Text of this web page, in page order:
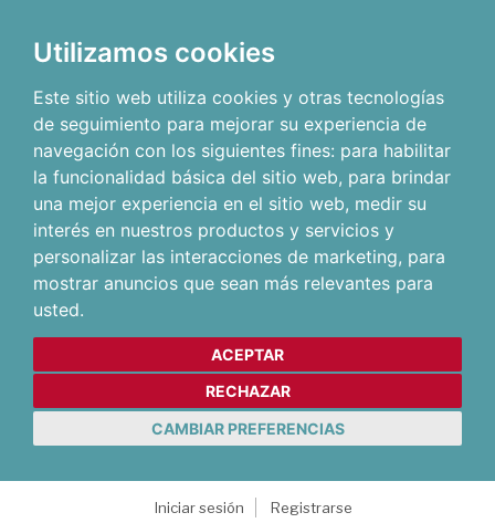
Utilizamos cookies
Este sitio web utiliza cookies y otras tecnologías
de seguimiento para mejorar su experiencia de
navegación con los siguientes fines: para habilitar
la funcionalidad básica del sitio web, para brindar
una mejor experiencia en el sitio web, medir su
interés en nuestros productos y servicios y
personalizar las interacciones de marketing, para
mostrar anuncios que sean más relevantes para
usted.
ACEPTAR
RECHAZAR
CAMBIAR PREFERENCIAS
Iniciar sesión
Registrarse